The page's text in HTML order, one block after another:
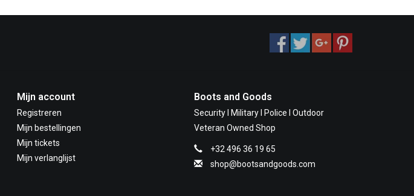
Mijn account
Registreren
Mijn bestellingen
Mijn tickets
Mijn verlanglijst
Boots and Goods
Security I Military I Police I Outdoor
Veteran Owned Shop
+32 496 36 19 65
shop@bootsandgoods.com